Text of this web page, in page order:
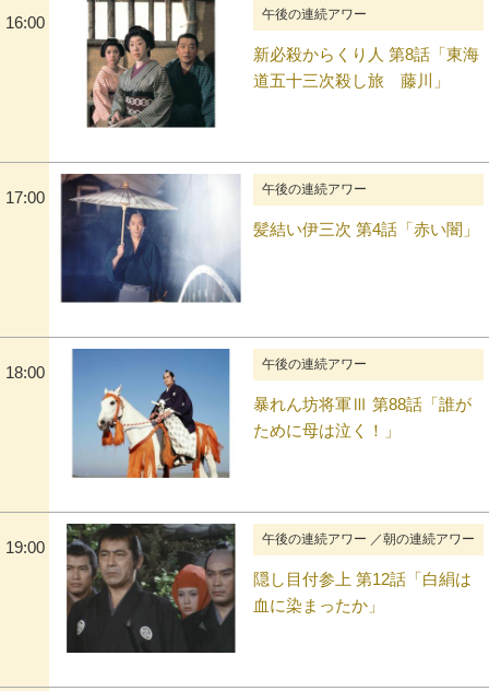
16:00 午後の連続アワー
新必殺からくり人 第8話「東海
道五十三次殺し旅 藤川」
17:00 午後の連続アワー
髪結い伊三次 第4話「赤い闇」
18:00 午後の連続アワー
暴れん坊将軍Ⅲ 第88話「誰が
ために母は泣く！」
19:00 午後の連続アワー ／朝の連続アワー
隠し目付参上 第12話「白絹は
血に染まったか」